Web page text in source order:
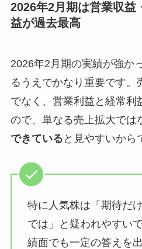
2026年2月期は営業収益
益が過去最高
2026年2月期の実績が強か
るうえでかなり重要です。
でなく、営業利益と経常利
ので、単なる売上拡大では
できている と見やすいから
特に人気株は「期待だ
では」と疑われやすい
績面でも一定の答えを